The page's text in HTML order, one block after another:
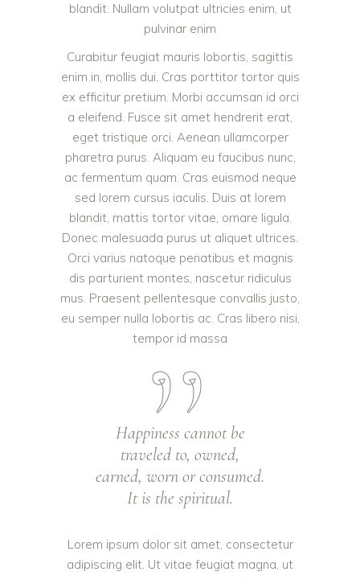
blandit. Nullam volutpat ultricies enim, ut
pulvinar enim
Curabitur feugiat mauris lobortis, sagittis
enim in, mollis dui. Cras porttitor tortor quis
ex efficitur pretium. Morbi accumsan id orci
a eleifend. Fusce sit amet hendrerit erat,
eget tristique orci. Aenean ullamcorper
pharetra purus. Aliquam eu faucibus nunc,
ac fermentum quam. Cras euismod neque
sed lorem cursus iaculis. Duis at lorem
blandit, mattis tortor vitae, ornare ligula.
Donec malesuada purus ut aliquet ultrices.
Orci varius natoque penatibus et magnis
dis parturient montes, nascetur ridiculus
mus. Praesent pellentesque convallis justo,
eu semper nulla lobortis ac. Cras libero nisi,
tempor id massa
Happiness cannot be
traveled to, owned,
earned, worn or consumed.
It is the spiritual.
Lorem ipsum dolor sit amet, consectetur
adipiscing elit. Ut vitae feugiat magna, ut